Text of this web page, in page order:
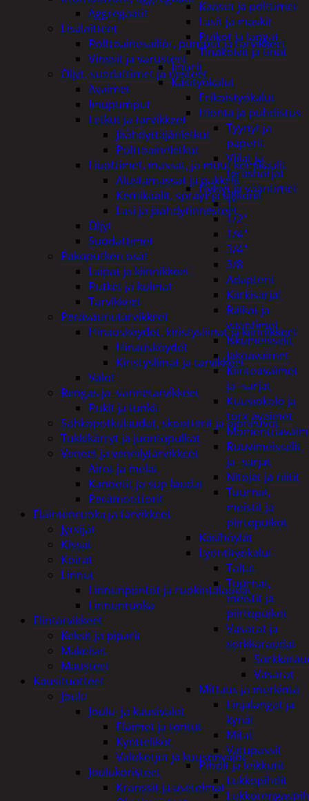
Kaasut ja polttimet
Lasit ja maskit
Puikot ja langat
Tinakolvit ja tinat
Imurit
Käsityökalut
Erikoistyökalut
Hionta ja puhdistus
Tyynyt ja
paperit
Viilat ja
teräsharjat
Hylsyt ja vääntimet
1"
1/2"
1/4"
3/4"
3/8
Adapterit
Kärkisarjat
Räikät ja
vääntimet
Iskumeisselit
Jakoavaimet
Kiintoavaimet
ja -sarjat
Kuusiokolo ja
torx-avaimet
Ruuvimeisselit
ja -sarjat
Nitojat ja niitit
Tuurnat,
meistit ja
piirtopuikot
Käsihöylät
Lyöntityökalut
Taltat
Tuurnat,
meistit ja
piirtopuikot
Vasarat ja
sorkkaraudat
Vasarat
Mittaus ja merkintä
Linjalangat ja
kynät
Mitat
Vatupassit
Pihdit ja leikkurit
Lukkopihdit
Aggregaatit
Lisälaitteet
Polttoainesäiliöt, pumput ja tarvikkeet
Vinssit ja varusteet
Öljyt, suodattimet ja nesteet
Avaimet
Imupumput
Letkut ja tarvikkeet
Jäähdyttäjänletkut
Polttoaineletkut
Liuottimet, massat, ja muut kemikaalit
Alustamassat ja pakkelit
Kemikaalit, sprayt ja silikonit
Lasi ja jäähdytinnesteet
Öljyt
Suodattimet
Pakoputken osat
Laipat ja kiinnikkeet
Putket ja kulmat
Tarvikkeet
Perävaunutarvikkeet
Hinausköydet, kiristysliinat ja kiinnikkeet
Hinausköydet
Kiristysliinat ja tarvikkeet
Valot
Rengas ja -vannetarvikkeet
Pukit ja tunkit
Sähköpotkulaudat, skootterit ja ajoneuvot
Tukkikärryt ja juontopulkat
Veneet ja veneilytarvikkeet
Airot ja melat
Kanootit ja sup-laudat
Perämoottorit
Eläintenruoka ja tarvikkeet
Jyrsijät
Kissat
Koirat
Linnut
Linnunpöntöt ja ruokintalaudat
Linnunruoka
Elintarvikkeet
Keksit ja piparit
Makeiset
Mausteet
Kausituotteet
Joulu
Joulu- ja kausivalot
Eläimet ja tontut
Kyntteliköt
Valoketjut ja kuusenvalot
Joulukoristeet
Kranssit ja asetelmat